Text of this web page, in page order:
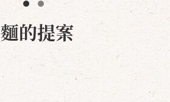
的提案